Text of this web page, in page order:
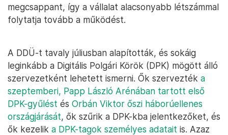
megcsappant, így a vállalat alacsonyabb létszámmal
folytatja tovább a működést.
A DDÜ-t tavaly júliusban alapították, és sokáig
leginkább a Digitális Polgári Körök (DPK) mögött álló
szervezetként lehetett ismerni. Ők szervezték a
szeptemberi, Papp László Arénában tartott első
DPK-gyűlést és Orbán Viktor őszi háborúellenes
országjárását, ők szűrik a DPK-kba jelentkezőket, és
ők kezelik a DPK-tagok személyes adatait is. Azaz